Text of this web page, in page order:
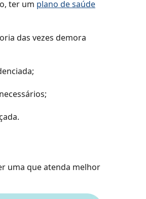
ter um plano de saúde
das vezes demora
uma que atenda melhor